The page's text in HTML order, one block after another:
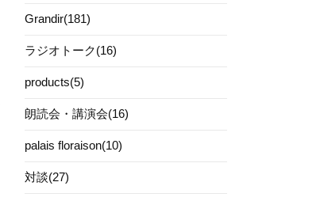
Grandir(181)
ラジオトーク(16)
products(5)
朗読会・講演会(16)
palais floraison(10)
対談(27)